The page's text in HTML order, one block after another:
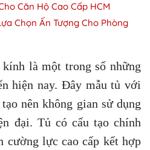
Căn Hộ Cao Cấp HCM
Chọn Ấn Tượng Cho Phòng
kính là một trong số những
hiện nay. Đây mẫu tủ với
nên không gian sử dụng
đại. Tủ có cấu tạo chính
cường lực cao cấp kết hợp